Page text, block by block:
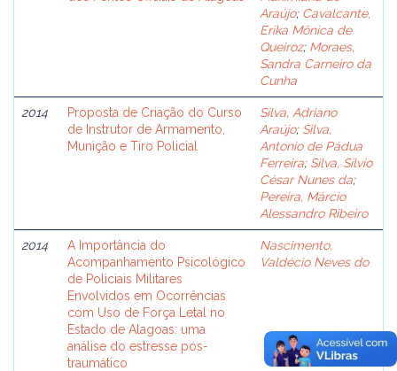
Araújo; Cavalcante,
Erika Mônica de
Queiroz; Moraes,
Sandra Carneiro da
Cunha
2014
Proposta de Criação do Curso
de Instrutor de Armamento,
Munição e Tiro Policial
Silva, Adriano
Araújo; Silva,
Antonio de Pádua
Ferreira; Silva, Sílvio
César Nunes da;
Pereira, Márcio
Alessandro Ribeiro
2014
A Importância do
Acompanhamento Psicológico
de Policiais Militares
Envolvidos em Ocorrências
com Uso de Força Letal no
Estado de Alagoas: uma
análise do estresse pós-
traumático
Nascimento,
Valdécio Neves do